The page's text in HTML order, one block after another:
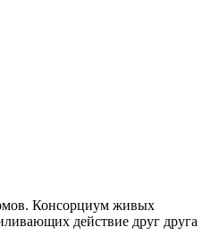
Консорциум живых
действие друг друга